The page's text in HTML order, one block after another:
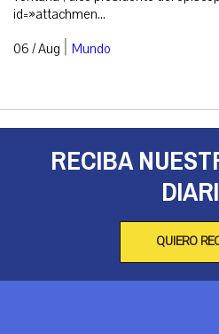
id=»attachmen...
06 / Aug | Mundo
RECIBA
QUIERO